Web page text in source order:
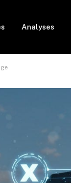
Analyses